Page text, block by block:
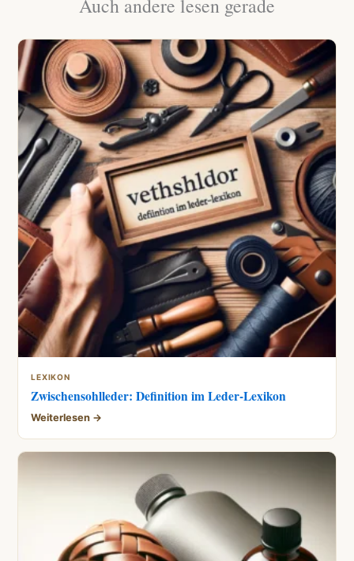
Auch andere lesen gerade
LEXIKON
Zwischensohlleder: Definition im Leder-Lexikon
Weiterlesen →